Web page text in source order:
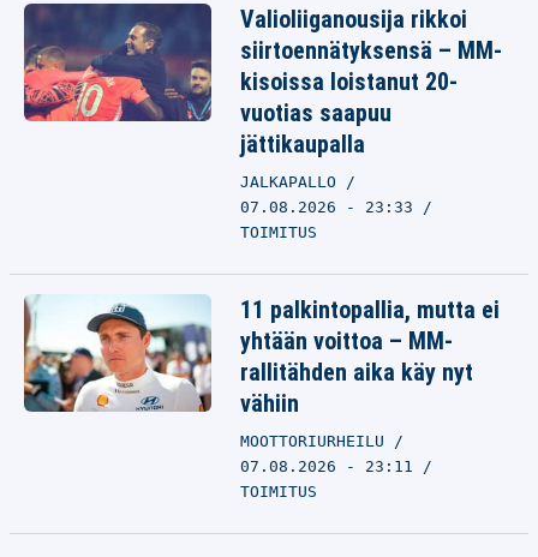
Valioliiganousija rikkoi
siirtoennätyksensä – MM-
kisoissa loistanut 20-
vuotias saapuu
jättikaupalla
JALKAPALLO
07.08.2026 - 23:33
TOIMITUS
11 palkintopallia, mutta ei
yhtään voittoa – MM-
rallitähden aika käy nyt
vähiin
MOOTTORIURHEILU
07.08.2026 - 23:11
TOIMITUS